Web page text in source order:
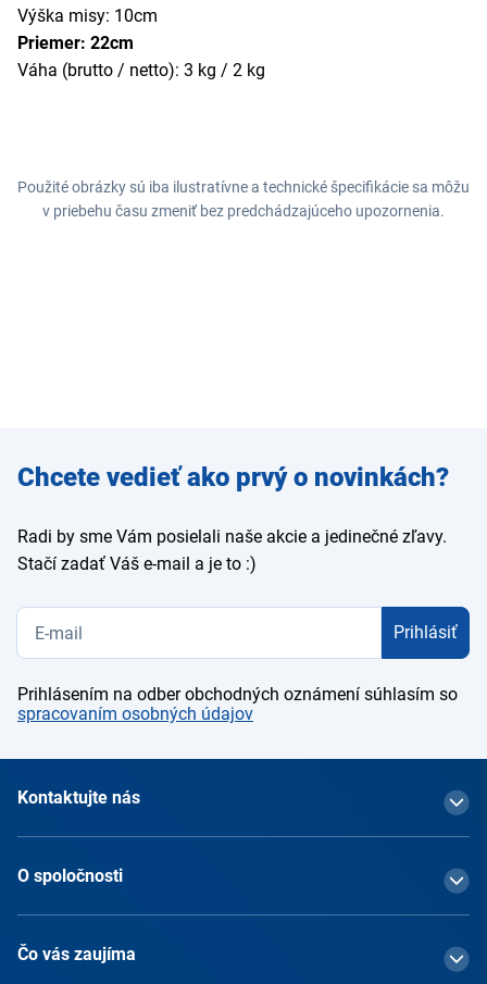
Výška misy: 10cm
Priemer: 22cm
Váha (brutto / netto): 3 kg / 2 kg
Použité obrázky sú iba ilustratívne a technické špecifikácie sa môžu
v priebehu času zmeniť bez predchádzajúceho upozornenia.
Zadajte
e-mail
Chcete vedieť ako prvý o novinkách?
Radi by sme Vám posielali naše akcie a jedinečné zľavy.
Stačí zadať Váš e-mail a je to :)
Prihlásiť
Prihlásením na odber obchodných oznámení súhlasím so
spracovaním osobných údajov
Kontaktujte nás
O spoločnosti
Čo vás zaujíma